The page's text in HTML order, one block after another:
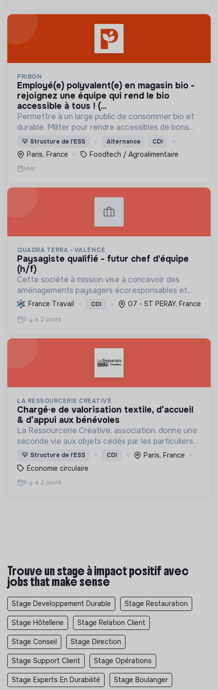
PRIBON
employé(e) polyvalent(e) en magasin bio -
rejoignez une équipe qui rend le bio
accessible à tous ! (...
Permettre à un large public de consommer bio et
durable. Militer pour rendre accessibles de bons
produits au plus grand nombre.
💡 Structure de l’ESS Alternance CDI
Paris, France Foodtech / Agroalimentaire
Hier
QUADRA TERRA - VALENCE
paysagiste qualifié - futur chef d'équipe
(h/f)
Cette société à mission vise à concevoir des
aménagements paysagers écoresponsables et
nourriciers, favorisant la biodiversité et une
gestion durable des ressources locales.
France Travail CDI 07 - ST PERAY, France
Il y a 2 jours
LA RESSOURCERIE CREATIVE
chargé·e de valorisation textile, d’accueil
& d’appui aux bénévoles
La Ressourcerie Créative, association, donne une
seconde vie aux objets cédés par les particuliers
et collectés en entreprise. Elle participe ainsi à un
autre mode de consommation plus respectueux.
💡 Structure de l’ESS CDI
Paris, France
Économie circulaire
Il y a 2 jours
Trouve un stage à impact positif avec
jobs that make sense
Stage Developpement Durable Stage Restauration
Stage Hôtellerie Stage Relation Client
Stage Conseil Stage Direction
Stage Support Client Stage Opérations
Stage Experts En Durabilité Stage Boulanger